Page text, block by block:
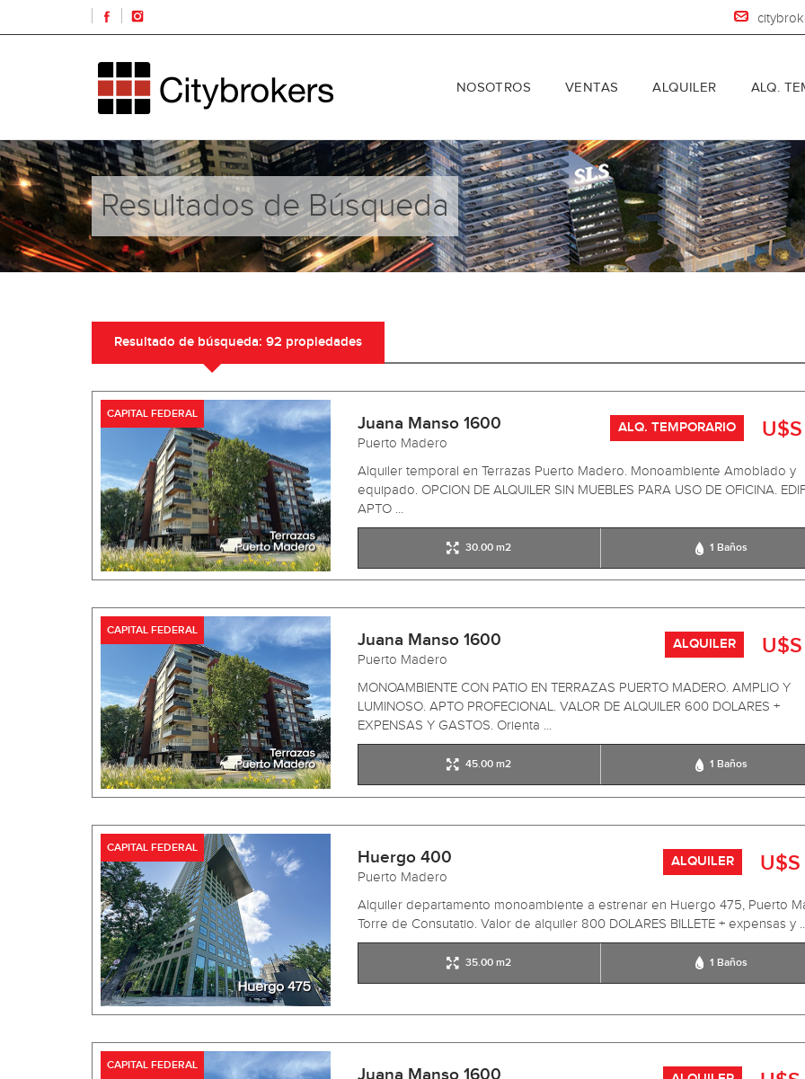
NOSOTROS VENTAS ALQUILER ALQ.
Resultados de Búsqueda
Resultado de búsqueda: 92 propiedades
CAPITAL FEDERAL
ALQ. TEMPORARIO
Juana Manso 1600
Puerto Madero
Alquiler temporal en Terrazas Puerto Madero. Monoambiente Amoblado y
equipado. OPCION DE ALQUILER SIN MUEBLES PARA USO DE OFICINA.
APTO ...
30.00 m2 1 Baños
CAPITAL FEDERAL
ALQUILER
Juana Manso 1600
Puerto Madero
MONOAMBIENTE CON PATIO EN TERRAZAS PUERTO MADERO. AMPLIO Y
LUMINOSO. APTO PROFECIONAL. VALOR DE ALQUILER 600 DOLARES +
EXPENSAS Y GASTOS. Orienta ...
45.00 m2 1 Baños
CAPITAL FEDERAL
ALQUILER
Huergo 400
Puerto Madero
Alquiler departamento monoambiente a estrenar en Huergo 475, Puerto
Torre de Consutatio. Valor de alquiler 800 DOLARES BILLETE + expensas y
35.00 m2 1 Baños
CAPITAL FEDERAL Juana Manso 1600